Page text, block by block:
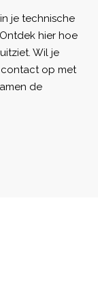
je technische
hier hoe
Wil je
contact op met
de